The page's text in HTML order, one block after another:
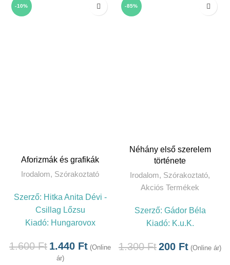
-10%
Aforizmák és grafikák
Irodalom, Szórakoztató
Szerző: Hitka Anita Dévi -
Csillag Lőzsu
Kiadó: Hungarovox
1.600Ft 1.440 Ft (Online
ár)
-85%
Néhány első szerelem
története
Irodalom, Szórakoztató,
Akciós Termékek
Szerző: Gádor Béla
Kiadó: K.u.K.
1.300Ft200 Ft (Online ár)